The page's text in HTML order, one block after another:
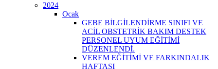
2024
Ocak
GEBE BİLGİLENDİRME SINIFI VE
ACİL OBSTETRİK BAKIM DESTEK
PERSONEL UYUM EĞİTİMİ
DÜZENLENDİ.
VEREM EĞİTİMİ VE FARKINDALIK
HAFTASI